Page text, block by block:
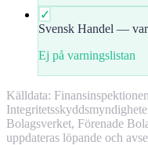
✓
Svensk Handel —
Ej på varningslistan
Källdata:
Bolagsverket, Förenade
uppdateras löpande och